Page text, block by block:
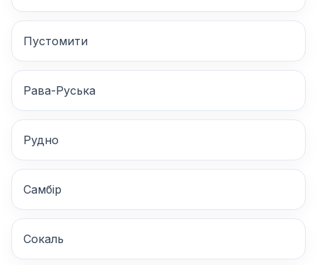
Пустомити
Рава-Руська
Рудно
Самбір
Сокаль